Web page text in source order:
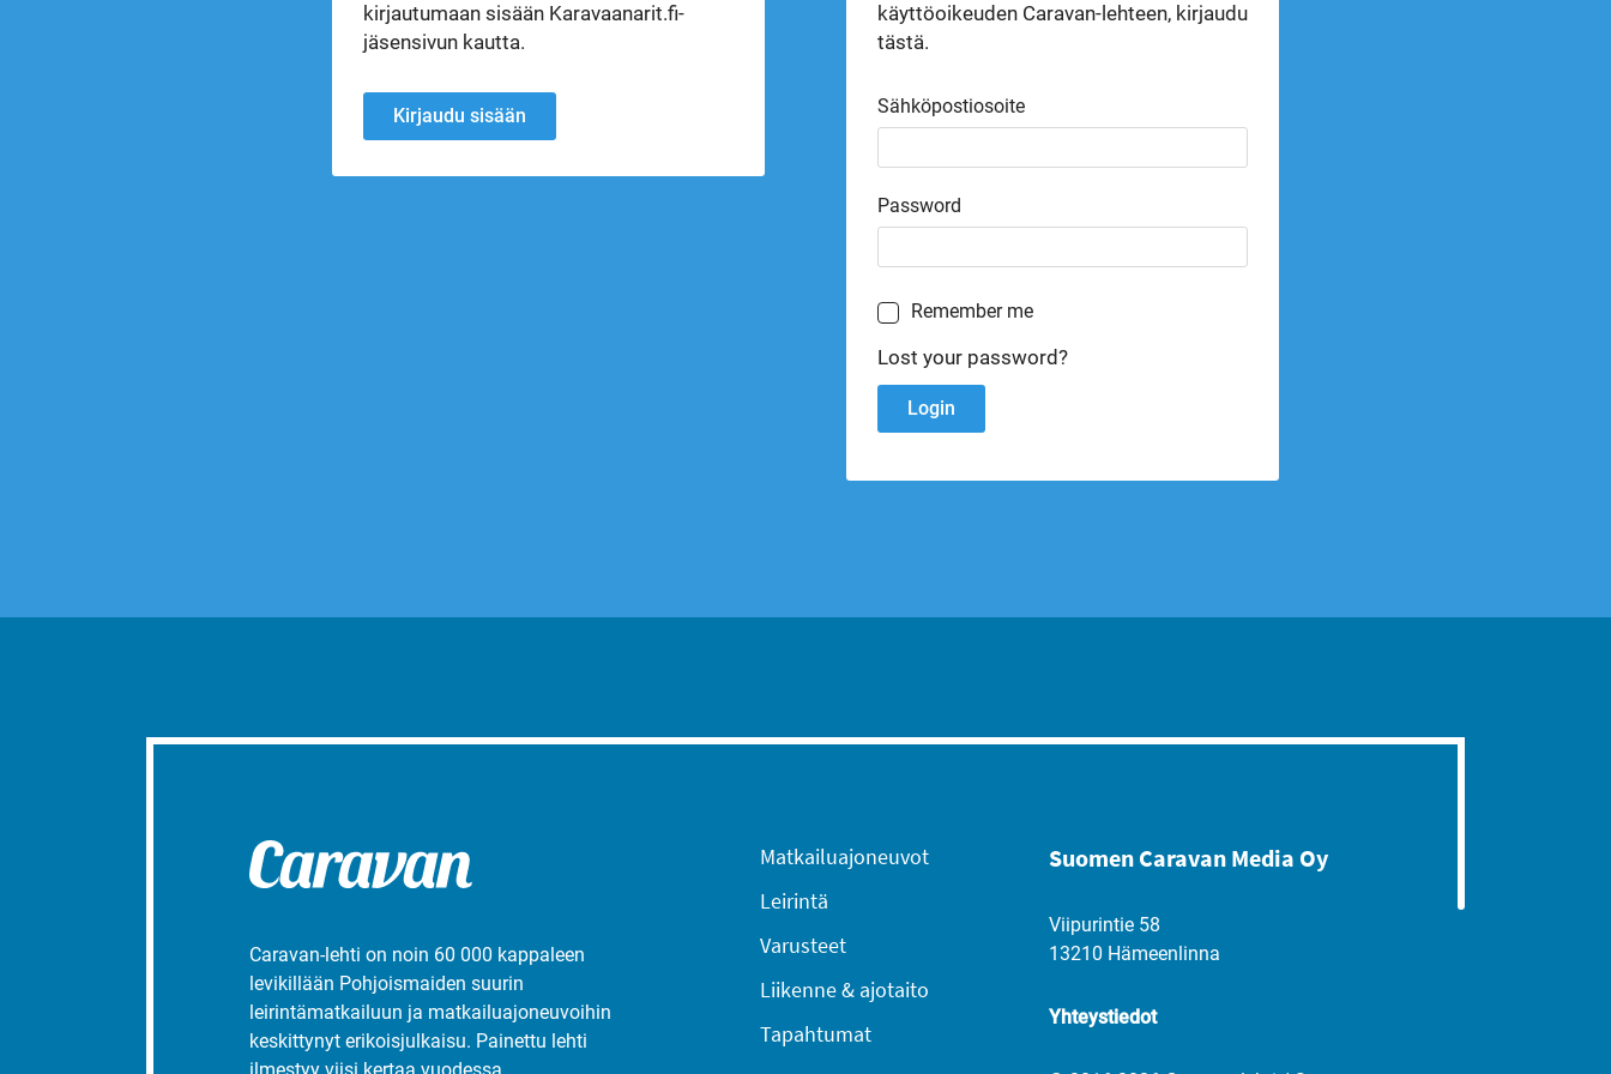
kirjautumaan sisään Karavaanarit.fi-
jäsensivun kautta.
Kirjaudu sisään
käyttöoikeuden Caravan-lehteen, kirjaudu
tästä.
Sähköpostiosoite
Password
Remember me
Lost your password?
Caravan-lehti on noin 60 000 kappaleen
levikillään Pohjoismaiden suurin
leirintämatkailuun ja matkailuajoneuvoihin
keskittynyt erikoisjulkaisu. Painettu lehti
ilmestyy viisi kertaa vuodessa.
Matkailuajoneuvot
Leirintä
Varusteet
Liikenne & ajotaito
Tapahtumat
Suomen Caravan Media Oy
Viipurintie 58
13210 Hämeenlinna
Yhteystiedot